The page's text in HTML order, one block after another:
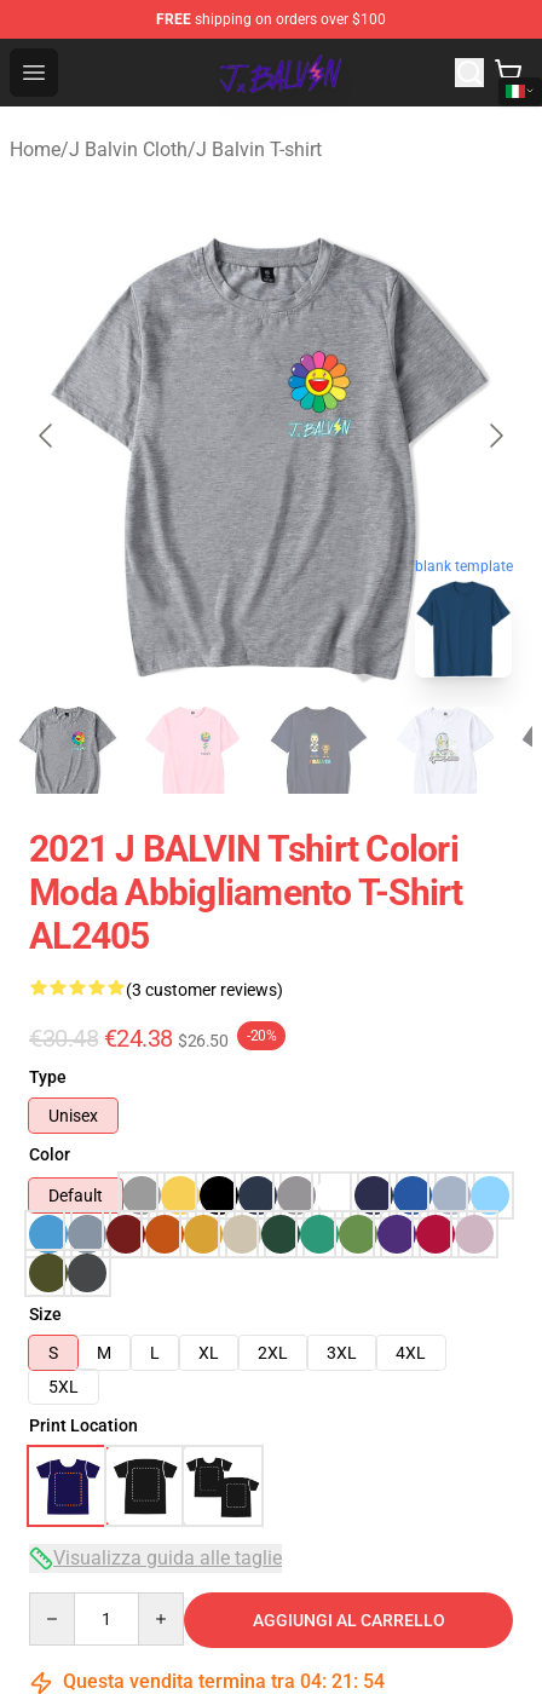
FREE shipping on orders over $100
Open menu
J Balvin Store - Official J Balvin Merchandise Shop
Home/J Balvin Cloth/J Balvin T-shirt
blank template
2021 J BALVIN Tshirt Colori
Moda Abbigliamento T-Shirt
AL2405
(3 customer reviews)
€30.48 €24.38 $26.50 -20%
Type
Unisex
Color
Default
Size
S
M L XL 2XL 3XL
4XL
5XL
Print Location
Visualizza guida alle taglie
AGGIUNGI AL CARRELLO
Questa vendita termina tra 04: 21 : 54